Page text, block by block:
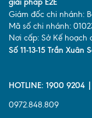
Giám đốc chi nhánh:
Mã số chi nhánh:
Nơi cấp: Sở Kế hoạch
Số 11-13-15 Trần
HOTLINE: 1900 9204
0972.848.809